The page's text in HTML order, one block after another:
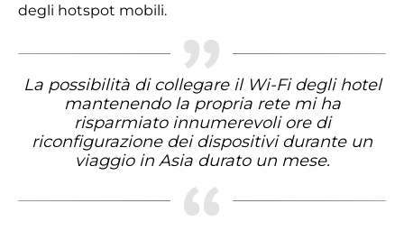
degli hotspot mobili.
La possibilità di collegare il Wi-Fi degli hotel
mantenendo la propria rete mi ha
risparmiato innumerevoli ore di
riconfigurazione dei dispositivi durante un
viaggio in Asia durato un mese.